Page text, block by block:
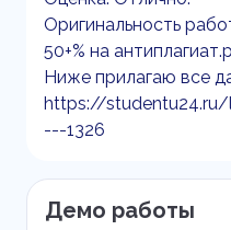
Оригинальность
50+% на
Ниже прилагаю все
https://
---1326
Демо работы